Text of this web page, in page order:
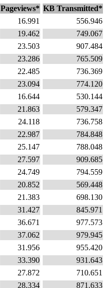
Pageviews* KB Transmitted*
16.991
556.946
19.462
749.067
23.503
907.484
23.286
765.509
22.485
736.369
23.094
774.120
16.644
530.144
21.863
579.347
24.118
736.758
22.987
784.848
25.147
788.048
27.597
909.685
24.749
794.559
20.852
569.448
21.383
698.130
31.427
845.971
36.671
977.573
37.062
979.945
31.956
955.420
33.390
931.643
27.872
710.651
28.334
871.633